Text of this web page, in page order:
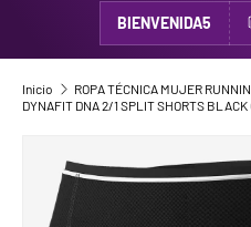
BIENVENIDA5
Inicio
ROPA TÉCNICA MUJER
DYNAFIT DNA 2/1 SPLIT SHORTS
IR DIRECTAMENTE A LA